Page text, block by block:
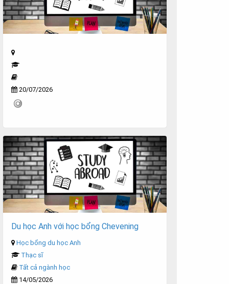
20/07/2026
Du học Anh với học bổng Chevening
Học bổng du học Anh
Thạc sĩ
Tất cả ngành học
14/05/2026